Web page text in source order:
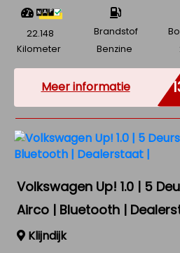
22.148
Kilometer
Brandstof
Benzine
Meer informatie €
Volkswagen Up! 1.0 | 5
Airco | Bluetooth |
Klijndijk